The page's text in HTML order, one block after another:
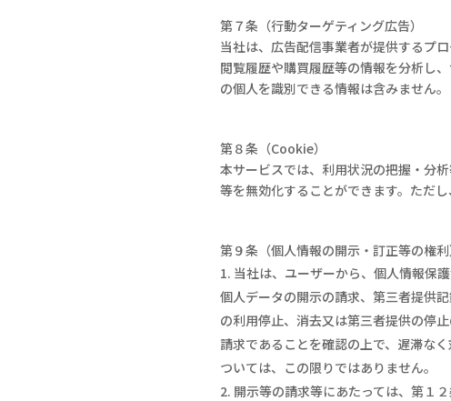
第７条（行動ターゲティング広告）
当社は、広告配信事業者が提供するプ
閲覧履歴や購買履歴等の情報を分析し
の個人を識別できる情報は含みません。
第８条（Cookie）
本サービスでは、利用状況の把握・分析
等を無効化することができます。ただ
第９条（個人情報の開示・訂正等の権利
当社は、ユーザーから、個人情報保
個人データの開示の請求、第三者提供
の利用停止、消去又は第三者提供の停
請求であることを確認の上で、遅滞な
ついては、この限りではありません。
開示等の請求等にあたっては、第１